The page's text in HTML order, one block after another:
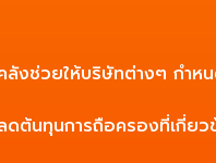
งช่วยให้บริษัทต่างๆ กำห
ต้นทุนการถือครองที่เกี่ย